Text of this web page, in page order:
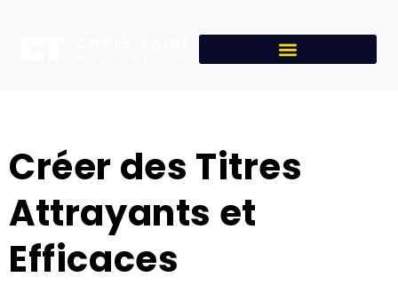
Créer des Titres
Attrayants et
Efficaces